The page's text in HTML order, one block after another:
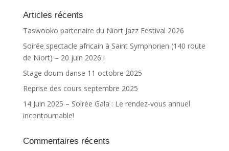
Articles récents
Taswooko partenaire du Niort Jazz Festival 2026
Soirée spectacle africain à Saint Symphorien (140 route
de Niort) – 20 juin 2026 !
Stage doum danse 11 octobre 2025
Reprise des cours septembre 2025
14 Juin 2025 – Soirée Gala : Le rendez-vous annuel
incontournable!
Commentaires récents